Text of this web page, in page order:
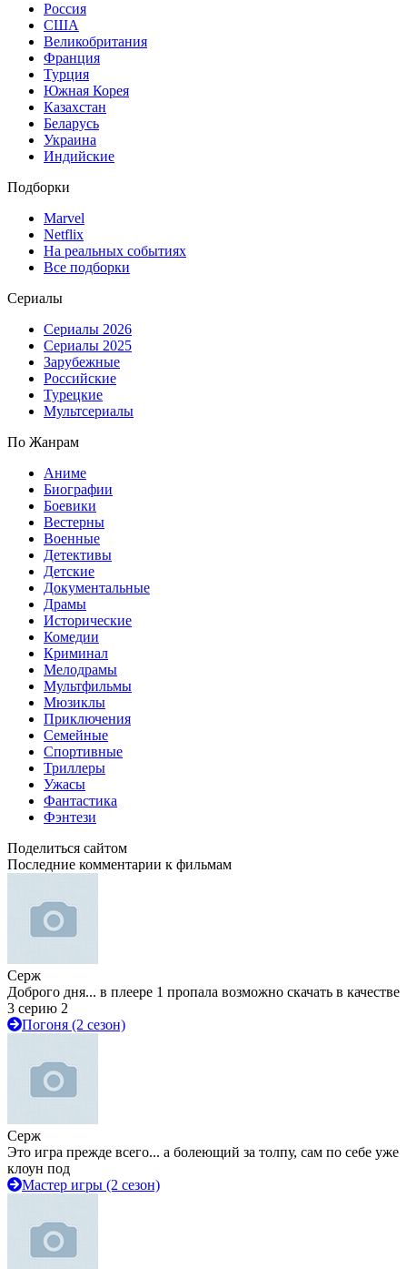
Россия
США
Великобритания
Франция
Турция
Южная Корея
Казахстан
Беларусь
Украина
Индийские
Подборки
Marvel
Netflix
На реальных событиях
Все подборки
Сериалы
Сериалы 2026
Сериалы 2025
Зарубежные
Российские
Турецкие
Мультсериалы
По Жанрам
Аниме
Биографии
Боевики
Вестерны
Военные
Детективы
Детские
Документальные
Драмы
Исторические
Комедии
Криминал
Мелодрамы
Мультфильмы
Мюзиклы
Приключения
Семейные
Спортивные
Триллеры
Ужасы
Фантастика
Фэнтези
Поделиться сайтом
Последние комментарии к фильмам
Серж
Доброго дня... в плеере 1 пропала возможно скачать в качестве
3 серию 2
Погоня (2 сезон)
Серж
Это игра прежде всего... а болеющий за толпу, сам по себе уже
клоун под
Мастер игры (2 сезон)